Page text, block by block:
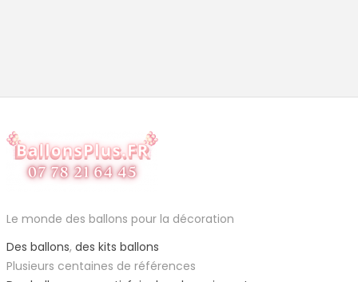
Le monde des ballons pour la décoration
Des ballons, des kits ballons
Plusieurs centaines de références